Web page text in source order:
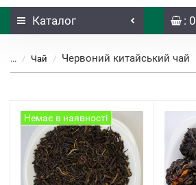
Каталог : 0
... Чай Червоний китайський чай
Немає в наявності